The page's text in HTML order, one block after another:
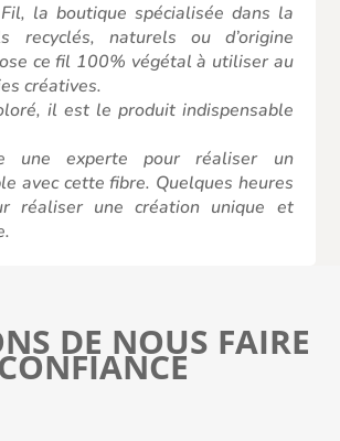
la boutique spécialisée dans la
recyclés, naturels ou d’origine
cefil 100% végétal à utiliser au
créatives.
il est le produit indispensable
une experte pour réaliser un
avec cette fibre. Quelques heures
réaliser une création unique et
DE NOUS FAIRE